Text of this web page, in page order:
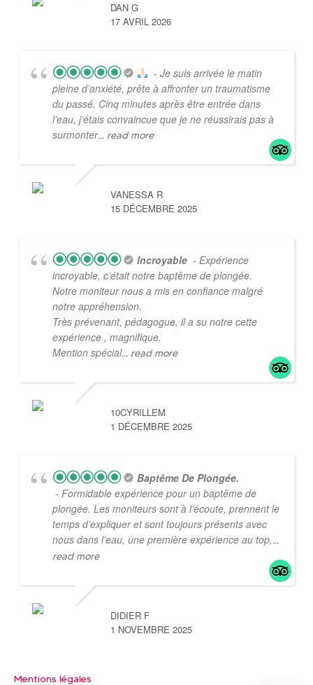
DAN G
17 AVRIL 2026
- Je suis arrivée le matin
pleine d’anxiété, prête à affronter un traumatisme
du passé. Cinq minutes après être entrée dans
l’eau, j’étais convaincue que je ne réussirais pas à
surmonter... read more
VANESSA R
15 DÉCEMBRE 2025
Incroyable - Expérience
incroyable, c’était notre baptême de plongée.
Notre moniteur nous a mis en confiance malgré
notre appréhension.
Très prévenant, pédagogue, il a su notre cette
expérience , magnifique.
Mention spécial... read more
10CYRILLEM
1 DÉCEMBRE 2025
Baptême De Plongée.
- Formidable expérience pour un baptême de
plongée. Les moniteurs sont à l’écoute, prennent le
temps d’expliquer et sont toujours présents avec
nous dans l’eau, une première expérience au top,...
read more
DIDIER F
1 NOVEMBRE 2025
Mentions légales